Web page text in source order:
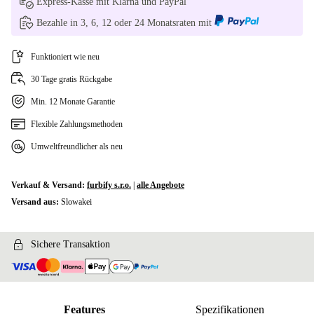
Bezahle in 3, 6, 12 oder 24 Monatsraten mit
Funktioniert wie neu
30 Tage gratis Rückgabe
Min. 12 Monate Garantie
Flexible Zahlungsmethoden
Umweltfreundlicher als neu
Verkauf & Versand: furbify s.r.o. alle Angebote
Versand aus: Slowakei
Sichere Transaktion
Features Spezifikationen